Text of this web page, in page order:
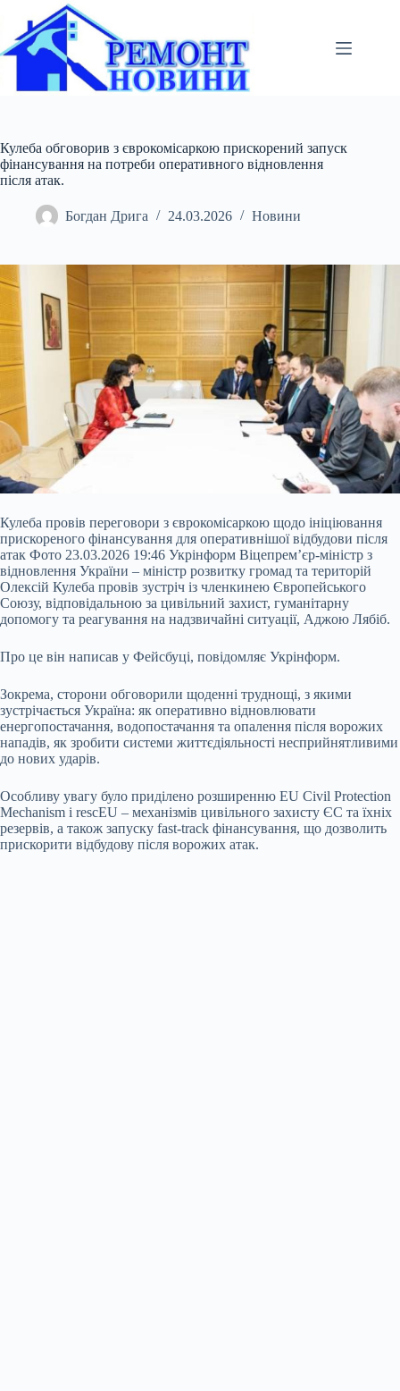
вмісту
Кулеба обговорив з єврокомісаркою прискорений запуск
фінансування на потреби оперативного відновлення
після атак.
Богдан Дрига 24.03.2026 Новини
Кулеба провів переговори з єврокомісаркою щодо ініціювання
прискореного фінансування для оперативнішої відбудови після
атак Фото 23.03.2026 19:46 Укрінформ Віцепрем’єр-міністр з
відновлення України – міністр розвитку громад та територій
Олексій Кулеба провів зустріч із членкинею Європейського
Союзу, відповідальною за цивільний захист, гуманітарну
допомогу та реагування на надзвичайні ситуації, Аджою Лябіб.
Про це він написав у Фейсбуці, повідомляє Укрінформ.
Зокрема, сторони обговорили щоденні труднощі, з якими
зустрічається Україна: як оперативно відновлювати
енергопостачання, водопостачання та опалення після ворожих
нападів, як зробити системи життєдіяльності несприйнятливими
до нових ударів.
Особливу увагу було приділено розширенню EU Civil Protection
Mechanism і rescEU – механізмів цивільного захисту ЄС та їхніх
резервів, а також запуску fast-track фінансування, що дозволить
прискорити відбудову після ворожих атак.